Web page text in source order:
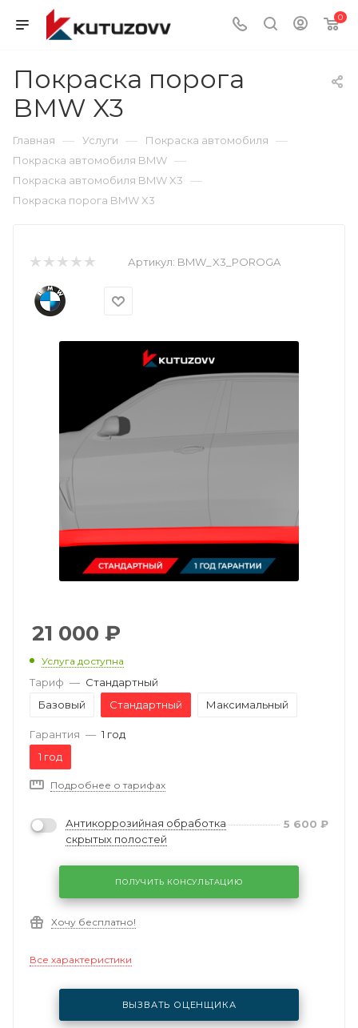
0
Покраска порога
BMW X3
Главная — Услуги — Покраска автомобиля —
Покраска автомобиля BMW —
Покраска автомобиля BMW X3 —
Покраска порога BMW X3
Артикул: BMW_X3_POROGA
21 000 ₽
Услуга доступна
Тариф — Стандартный
Базовый
Стандартный Максимальный
Гарантия — 1 год
1 год
Подробнее о тарифах
Антикоррозийная обработка
скрытых полостей
5 600 ₽
ПОЛУЧИТЬ КОНСУЛЬТАЦИЮ
Хочу бесплатно!
Все характеристики
ВЫЗВАТЬ ОЦЕНЩИКА